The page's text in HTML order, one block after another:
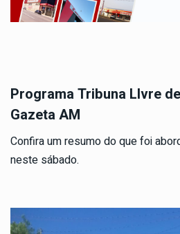
Programa Tribuna LIvre
Gazeta AM
Confira um resumo do que foi
neste sábado.